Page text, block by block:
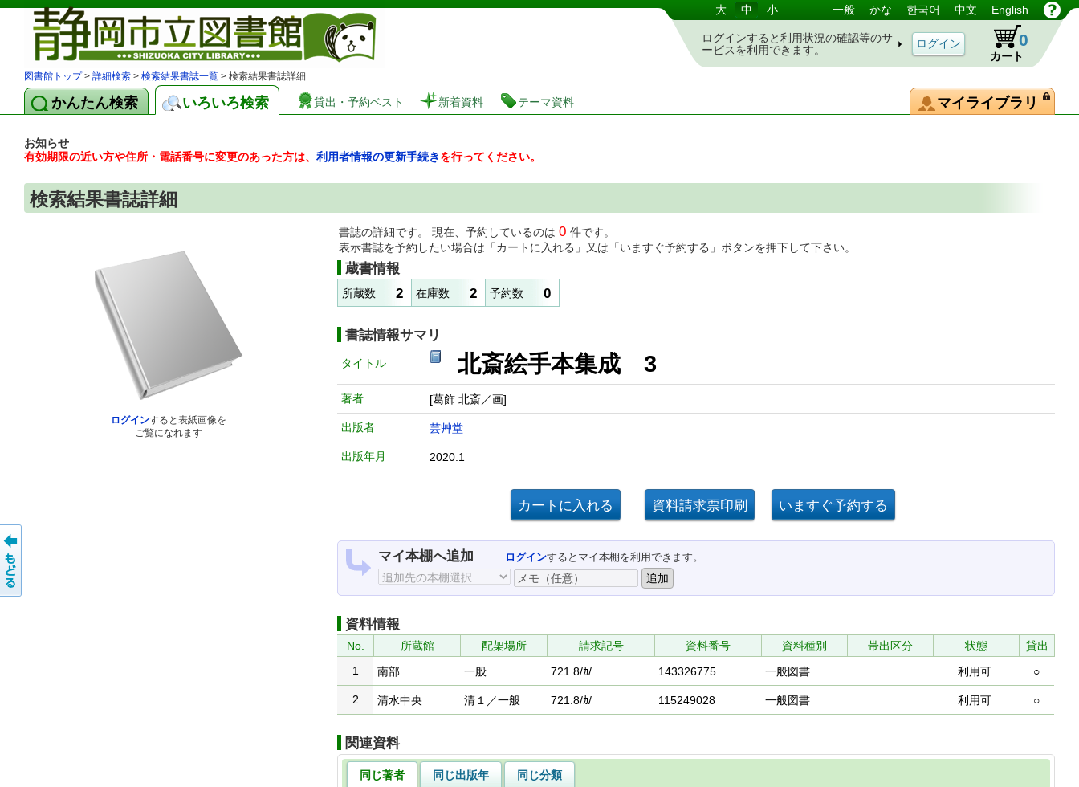
図書館 蔵書検索・予約システム 大 中 小 一般 かな 한국어 中文 English
ログインすると利用状況の確認等のサ
ービスを利用できます。
カート
0
図書館トップ> 詳細検索 > 検索結果書誌一覧 > 検索結果書誌詳細
かんたん検索 いろいろ検索 貸出・予約ベスト 新着資料 テーマ資料 マイライブラリ
お知らせ
有効期限の近い方や住所・電話番号に変更のあった方は、 利用者情報の更新手続きを行ってください。
検索結果書誌詳細
ログインすると表紙画像を
ご覧になれます
書誌の詳細です。 現在、予約しているのは 0 件です。
表示書誌を予約したい場合は「カートに入れる」又は「いますぐ予約する」ボタンを押下して下さい。
蔵書情報
所蔵数 2 在庫数 2 予約数 0
書誌情報サマリ
タイトル 北斎絵手本集成 3
著者 [葛飾 北斎／画]
出版者 芸艸堂
出版年月 2020.1
マイ本棚へ追加 ログインするとマイ本棚を利用できます。
資料情報
No. 所蔵館 配架場所 請求記号 資料番号 資料種別 帯出区分 状態
貸出
1
南部 一般 721.8/ｶ/ 143326775 一般図書 利用可 ○
2 清水中央 清１／一般 721.8/ｶ/ 115249028 一般図書 利用可 ○
関連資料
同じ著者 同じ出版年
同じ分類